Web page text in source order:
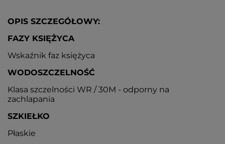
OPIS SZCZEGÓŁOWY:
FAZY KSIĘŻYCA
Wskaźnik faz księżyca
WODOSZCZELNOŚĆ
Klasa szczelności WR / 30M - odporny na
zachlapania
SZKIEŁKO
Płaskie